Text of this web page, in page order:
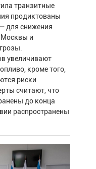
транзитные
продиктованы
для снижения
Москвы и
увеличивают
кроме того,
риски
считают, что
до конца
распространены